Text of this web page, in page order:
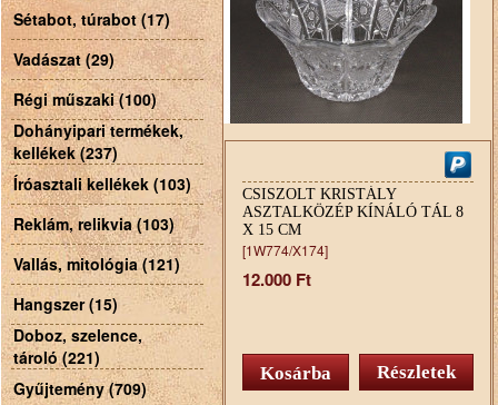
Sétabot, túrabot (17)
Vadászat (29)
Régi műszaki (100)
Dohányipari termékek,
kellékek (237)
Íróasztali kellékek (103)
Reklám, relikvia (103)
Vallás, mitológia (121)
Hangszer (15)
Doboz, szelence,
tároló (221)
Gyűjtemény (709)
CSISZOLT KRISTÁLY
ASZTALKÖZÉP KÍNÁLÓ TÁL 8
X 15 CM
[1W774/X174]
12.000 Ft
Részletek